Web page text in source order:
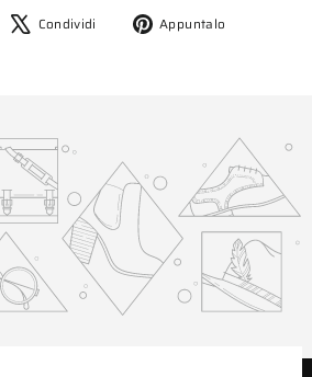
CondividiCondividi
Twitta Appuntalo